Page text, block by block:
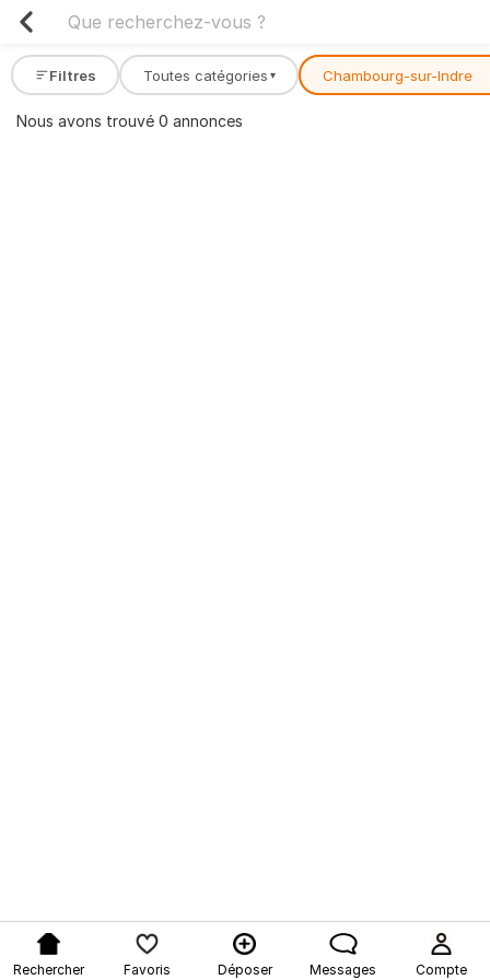
Filtres Toutes catégories ▾ Chambourg-sur-Indre
Nous avons trouvé 0 annonces
Rechercher Favoris Déposer Messages Compte